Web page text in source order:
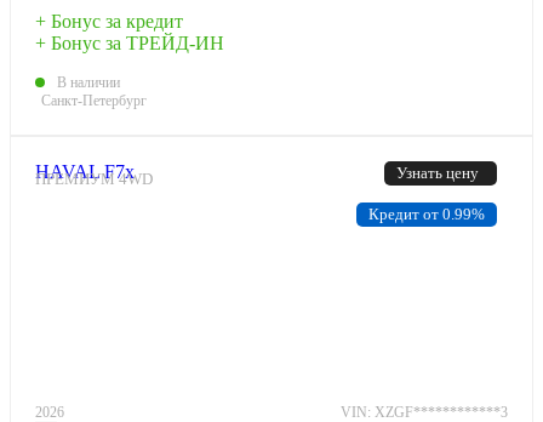
+ Бонус за кредит
+ Бонус за ТРЕЙД-ИН
В наличии
Санкт-Петербург
Узнать цену
HAVAL F7x
ПРЕМИУМ 4WD
2026
VIN: XZGF************3
Кредит от 0.99%